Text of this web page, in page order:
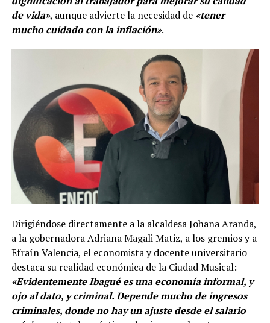
de vida», aunque advierte la necesidad de «tener
mucho cuidado con la inflación».
Dirigiéndose directamente a la alcaldesa Johana Aranda,
a la gobernadora Adriana Magali Matiz, a los gremios y a
Efraín Valencia, el economista y docente universitario
destaca su realidad económica de la Ciudad Musical:
«Evidentemente Ibagué es una economía informal, y
ojo al dato, y criminal. Depende mucho de ingresos
criminales, donde no hay un ajuste desde el salario